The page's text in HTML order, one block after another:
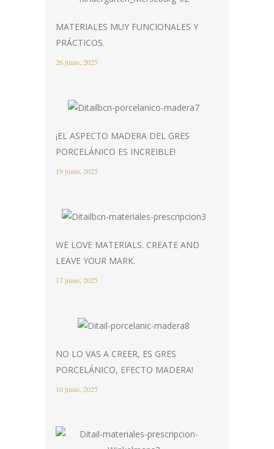
MATERIALES MUY FUNCIONALES Y
PRÁCTICOS.
26 junio, 2025
¡EL ASPECTO MADERA DEL GRES
PORCELÁNICO ES INCREIBLE!
19 junio, 2025
WE LOVE MATERIALS. CREATE AND
LEAVE YOUR MARK.
17 junio, 2025
NO LO VAS A CREER, ES GRES
PORCELÁNICO, EFECTO MADERA!
10 junio, 2025